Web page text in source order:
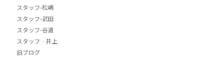
スタッフ-松嶋
スタッフ-武田
スタッフ-谷道
スタッフ‐井上
旧ブログ